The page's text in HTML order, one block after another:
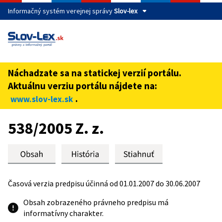
Informačný systém verejnej správySlov-lex
Táto stránka je zabezpečená
cez zabezpečenú webovú stránku verejnej správy SR.
Zabezpečená stránka vždy začína https:// pred názvom
domény webového sídla.
Náchadzate sa na statickej verzií portálu.
Aktuálnu verziu portálu nájdete na:
www.slov-lex.sk .
Preskoč na obsah
538/2005 Z. z.
Časová verzia predpisu účinná od 01.01.2007 do 30.06.2007
Obsah zobrazeného právneho predpisu má
informatívny charakter.